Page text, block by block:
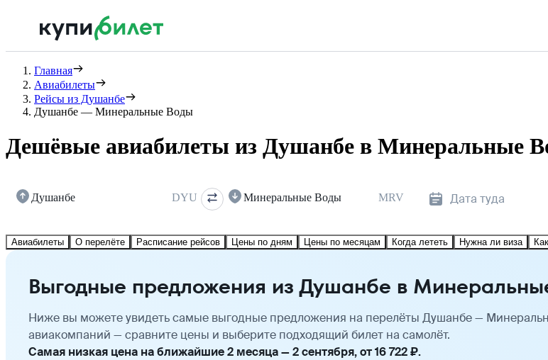
Главная
Авиабилеты
Рейсы из Душанбе
Душанбе — Минеральные Воды
Дешёвые авиабилеты из Душанбе в Минеральные
Душанбе DYU Минеральные Воды MRV Дата туда
Авиабилеты О перелёте Расписание рейсов Цены по дням Цены по месяцам Когда лететь Нужна ли виза
Выгодные предложения из Душанбе в
Ниже вы можете увидеть самые выгодные предложения на перелёты Душанбе —
авиакомпаний — сравните цены и выберите подходящий билет на самолёт.
Самая низкая цена на ближайшие 2 месяца — 2 сентября, от 16 722 ₽.